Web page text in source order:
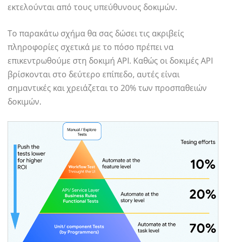
εκτελούνται από τους υπεύθυνους δοκιμών.
Το παρακάτω σχήμα θα σας δώσει τις ακριβείς
πληροφορίες σχετικά με το πόσο πρέπει να
επικεντρωθούμε στη δοκιμή API. Καθώς οι δοκιμές API
βρίσκονται στο δεύτερο επίπεδο, αυτές είναι
σημαντικές και χρειάζεται το 20% των προσπαθειών
δοκιμών.